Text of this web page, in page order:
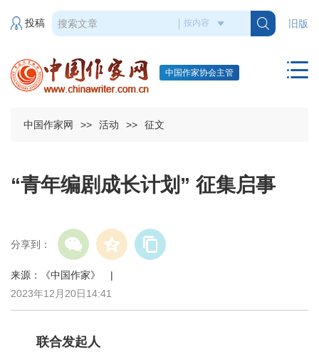
旧版
投稿
中国作家协会主管
中国作家网 >> 活动 >> 征文
“青年编剧成长计划” 征集启事
分享到：
来源：《中国作家》 |
2023年12月20日14:41
联合发起人